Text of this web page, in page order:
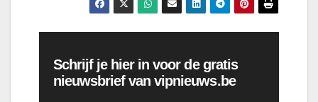
Schrijf je hier in voor de gratis
nieuwsbrief van vipnieuws.be